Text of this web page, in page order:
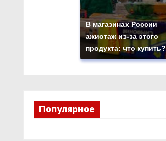
В магазинах России
ажиотаж из-за этого
продукта: что купить?
Популярное